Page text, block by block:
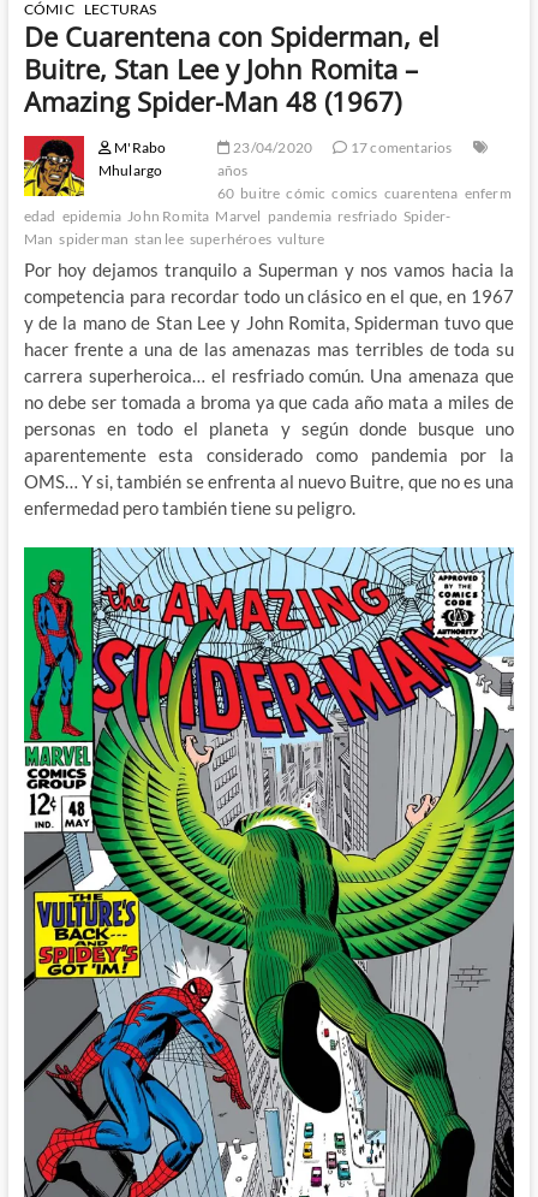
CÓMIC LECTURAS
De Cuarentena con Spiderman, el
Buitre, Stan Lee y John Romita –
Amazing Spider-Man 48 (1967)
M'Rabo
Mhulargo
23/04/2020
17 comentarios
años
60 buitre cómic comics cuarentena enferm
edad epidemia John Romita Marvel pandemia resfriado Spider-
Man spiderman stan lee superhéroes vulture
Por hoy dejamos tranquilo a Superman y nos vamos hacia la
competencia para recordar todo un clásico en el que, en 1967
y de la mano de Stan Lee y John Romita, Spiderman tuvo que
hacer frente a una de las amenazas mas terribles de toda su
carrera superheroica… el resfriado común. Una amenaza que
no debe ser tomada a broma ya que cada año mata a miles de
personas en todo el planeta y según donde busque uno
aparentemente esta considerado como pandemia por la
OMS… Y si, también se enfrenta al nuevo Buitre, que no es una
enfermedad pero también tiene su peligro.